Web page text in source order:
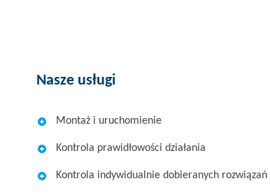
Nasze usługi
Montaż i uruchomienie
Kontrola prawidłowości działania
Kontrola indywidualnie dobieranych rozwiązań